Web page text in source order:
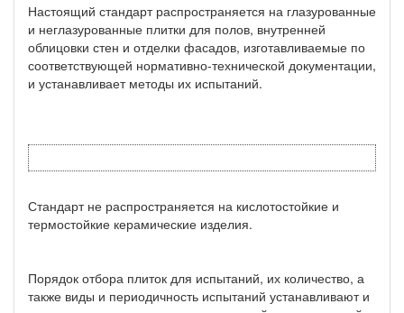
Настоящий стандарт распространяется на глазурованные
и неглазурованные плитки для полов, внутренней
облицовки стен и отделки фасадов, изготавливаемые по
соответствующей нормативно-технической документации,
и устанавливает методы их испытаний.
Стандарт не распространяется на кислотостойкие и
термостойкие керамические изделия.
Порядок отбора плиток для испытаний, их количество, а
также виды и периодичность испытаний устанавливают и